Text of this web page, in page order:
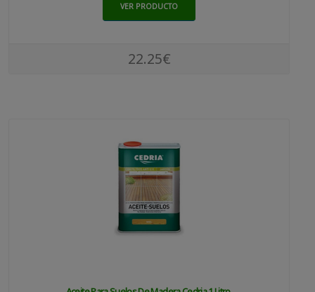
VER PRODUCTO
22.25€